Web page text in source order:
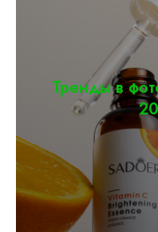
Тренды в